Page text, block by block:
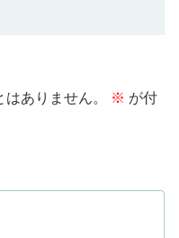
ありません。 ※ が付